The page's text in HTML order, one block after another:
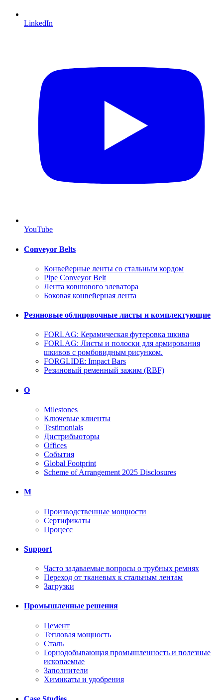
LinkedIn
YouTube
Conveyor Belts
Конвейерные ленты со стальным кордом
Pipe Conveyor Belt
Лента ковшового элеватора
Боковая конвейерная лента
Резиновые облицовочные листы и комплектующие
FORLAG: Керамическая футеровка шкива
FORLAG: Листы и полоски для армирования
шкивов с ромбовидным рисунком.
FORGLIDE: Impact Bars
Резиновый ременный зажим (RBF)
О
Milestones
Ключевые клиенты
Testimonials
Дистрибьюторы
Offices
События
Global Footprint
Scheme of Arrangement 2025 Disclosures
M
Производственные мощности
Сертификаты
Процесс
Support
Часто задаваемые вопросы о трубных ремнях
Переход от тканевых к стальным лентам
Загрузки
Промышленные решения
Цемент
Тепловая мощность
Сталь
Горнодобывающая промышленность и полезные
ископаемые
Заполнители
Химикаты и удобрения